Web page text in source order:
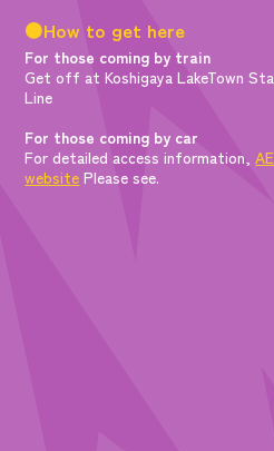
●How to get here
For those coming by train
Get off at Koshigaya LakeTown
Line
For those coming by car
For detailed access information,
website Please see.